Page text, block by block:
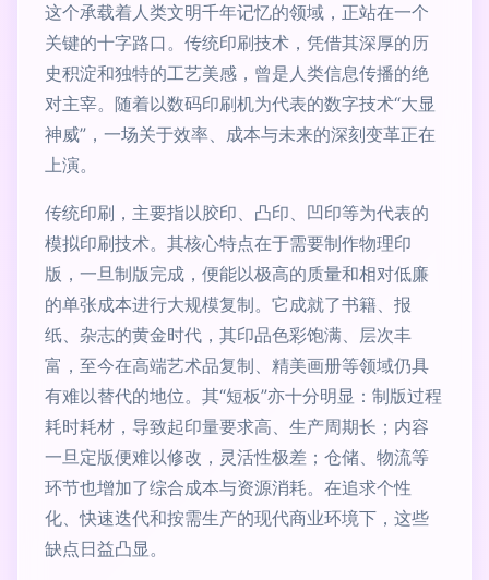
这个承载着人类文明千年记忆的领域，正站在一个
关键的十字路口。传统印刷技术，凭借其深厚的历
史积淀和独特的工艺美感，曾是人类信息传播的绝
对主宰。随着以数码印刷机为代表的数字技术“大显
神威”，一场关于效率、成本与未来的深刻变革正在
上演。
传统印刷，主要指以胶印、凸印、凹印等为代表的
模拟印刷技术。其核心特点在于需要制作物理印
版，一旦制版完成，便能以极高的质量和相对低廉
的单张成本进行大规模复制。它成就了书籍、报
纸、杂志的黄金时代，其印品色彩饱满、层次丰
富，至今在高端艺术品复制、精美画册等领域仍具
有难以替代的地位。其“短板”亦十分明显：制版过程
耗时耗材，导致起印量要求高、生产周期长；内容
一旦定版便难以修改，灵活性极差；仓储、物流等
环节也增加了综合成本与资源消耗。在追求个性
化、快速迭代和按需生产的现代商业环境下，这些
缺点日益凸显。